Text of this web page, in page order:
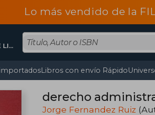
Lo más vendido de la
CERCADO DE LIMA, Lima
Libros con envío Rápido
derecho
Jorge Fernandez Ruiz